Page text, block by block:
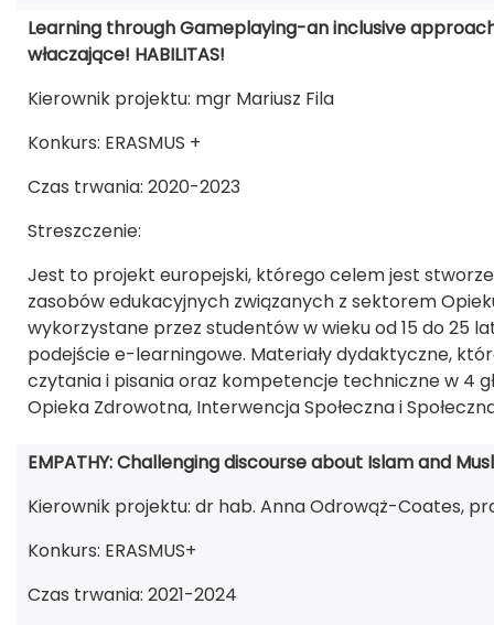
Learning through Gameplaying-an inclusive
właczające! HABILITAS!
Kierownik projektu: mgr Mariusz Fila
Konkurs: ERASMUS +
Czas trwania: 2020-2023
Streszczenie:
Jest to projekt europejski, którego celem jest
zasobów edukacyjnych związanych z sektorem
wykorzystane przez studentów w wieku od 15 do 25
podejście e-learningowe. Materiały dydaktyczne,
czytania i pisania oraz kompetencje techniczne w 4
Opieka Zdrowotna, Interwencja Społeczna i
EMPATHY: Challenging discourse about Islam and
Kierownik projektu: dr hab. Anna Odrowąż-Coates,
Konkurs: ERASMUS+
Czas trwania: 2021-2024